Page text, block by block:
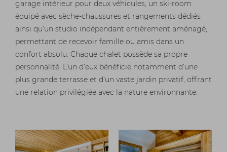
garage intérieur pour deux véhicules, un ski-room
équipé avec sèche-chaussures et rangements dédiés
ainsi qu’un studio indépendant entièrement aménagé,
permettant de recevoir famille ou amis dans un
confort absolu. Chaque chalet possède sa propre
personnalité. L’un d’eux bénéficie notamment d’une
plus grande terrasse et d’un vaste jardin privatif, offrant
une relation privilégiée avec la nature environnante.